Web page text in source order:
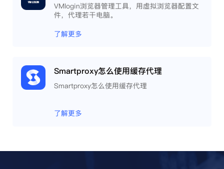
VMlogin浏览器管理工具，用虚拟浏览器配置文
件，代理若干电脑。
了解更多
Smartproxy怎么使用缓存代理
Smartproxy怎么使用缓存代理
了解更多